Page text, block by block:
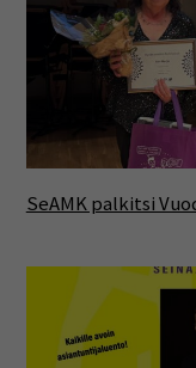
SeAMK palkitsi